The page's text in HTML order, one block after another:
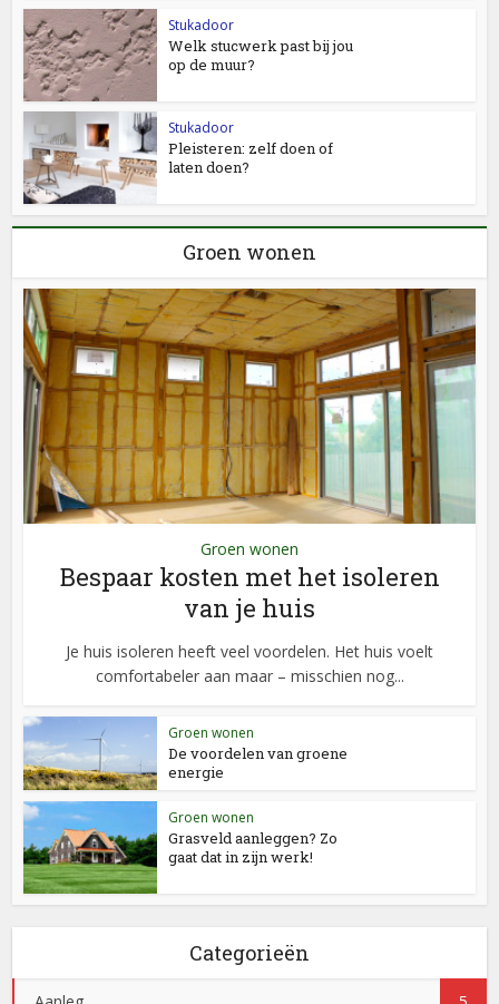
Stukadoor
Welk stucwerk past bij jou
op de muur?
Stukadoor
Pleisteren: zelf doen of
laten doen?
Groen wonen
Groen wonen
Bespaar kosten met het isoleren
van je huis
Je huis isoleren heeft veel voordelen. Het huis voelt
comfortabeler aan maar – misschien nog...
Groen wonen
De voordelen van groene
energie
Groen wonen
Grasveld aanleggen? Zo
gaat dat in zijn werk!
Categorieën